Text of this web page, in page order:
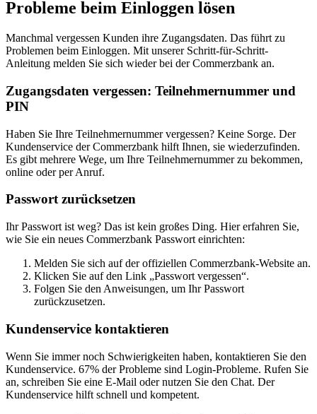
Probleme beim Einloggen lösen
Manchmal vergessen Kunden ihre Zugangsdaten. Das führt zu
Problemen beim Einloggen. Mit unserer Schritt-für-Schritt-
Anleitung melden Sie sich wieder bei der Commerzbank an.
Zugangsdaten vergessen: Teilnehmernummer und
PIN
Haben Sie Ihre Teilnehmernummer vergessen? Keine Sorge. Der
Kundenservice der Commerzbank hilft Ihnen, sie wiederzufinden.
Es gibt mehrere Wege, um Ihre Teilnehmernummer zu bekommen,
online oder per Anruf.
Passwort zurücksetzen
Ihr Passwort ist weg? Das ist kein großes Ding. Hier erfahren Sie,
wie Sie ein neues Commerzbank Passwort einrichten:
Melden Sie sich auf der offiziellen Commerzbank-Website an.
Klicken Sie auf den Link „Passwort vergessen“.
Folgen Sie den Anweisungen, um Ihr Passwort
zurückzusetzen.
Kundenservice kontaktieren
Wenn Sie immer noch Schwierigkeiten haben, kontaktieren Sie den
Kundenservice. 67% der Probleme sind Login-Probleme. Rufen Sie
an, schreiben Sie eine E-Mail oder nutzen Sie den Chat. Der
Kundenservice hilft schnell und kompetent.